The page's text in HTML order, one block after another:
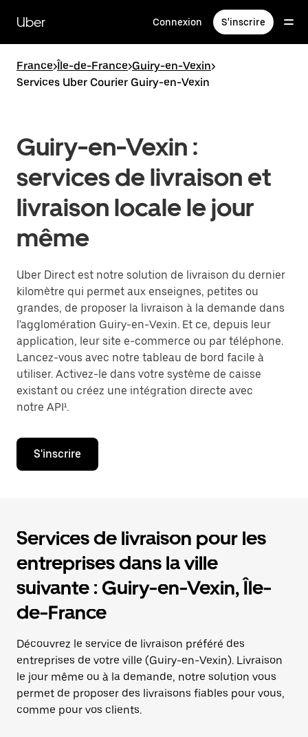
contenu
principal
Uber Connexion S'inscrire
France>Île-de-France>Guiry-en-Vexin>
Services Uber Courier Guiry-en-Vexin
Guiry-en-Vexin :
services de livraison et
livraison locale le jour
même
Uber Direct est notre solution de livraison du dernier
kilomètre qui permet aux enseignes, petites ou
grandes, de proposer la livraison à la demande dans
l'agglomération Guiry-en-Vexin. Et ce, depuis leur
application, leur site e-commerce ou par téléphone.
Lancez-vous avec notre tableau de bord facile à
utiliser. Activez-le dans votre système de caisse
existant ou créez une intégration directe avec
notre API¹.
S'inscrire
Services de livraison pour les
entreprises dans la ville
suivante : Guiry-en-Vexin, Île-
de-France
Découvrez le service de livraison préféré des
entreprises de votre ville (Guiry-en-Vexin). Livraison
le jour même ou à la demande, notre solution vous
permet de proposer des livraisons fiables pour vous,
comme pour vos clients.